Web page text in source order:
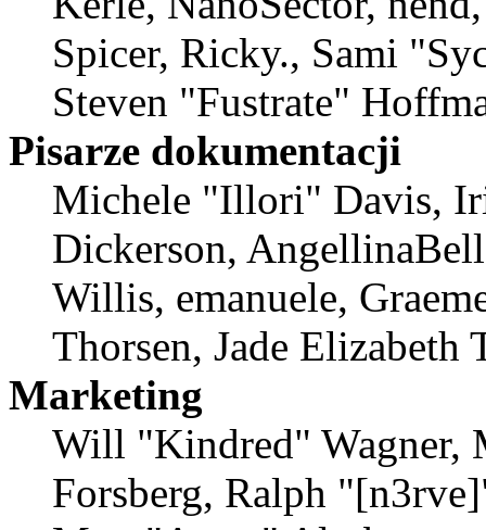
Spicer, Ricky., Sami
Steven "Fustrate"
Pisarze dokumentacji
Michele "Illori" Davis,
Dickerson,
Willis, emanuele,
Thorsen, Jade Elizabeth
Marketing
Will "Kindred" Wagner,
Forsberg, Ralph